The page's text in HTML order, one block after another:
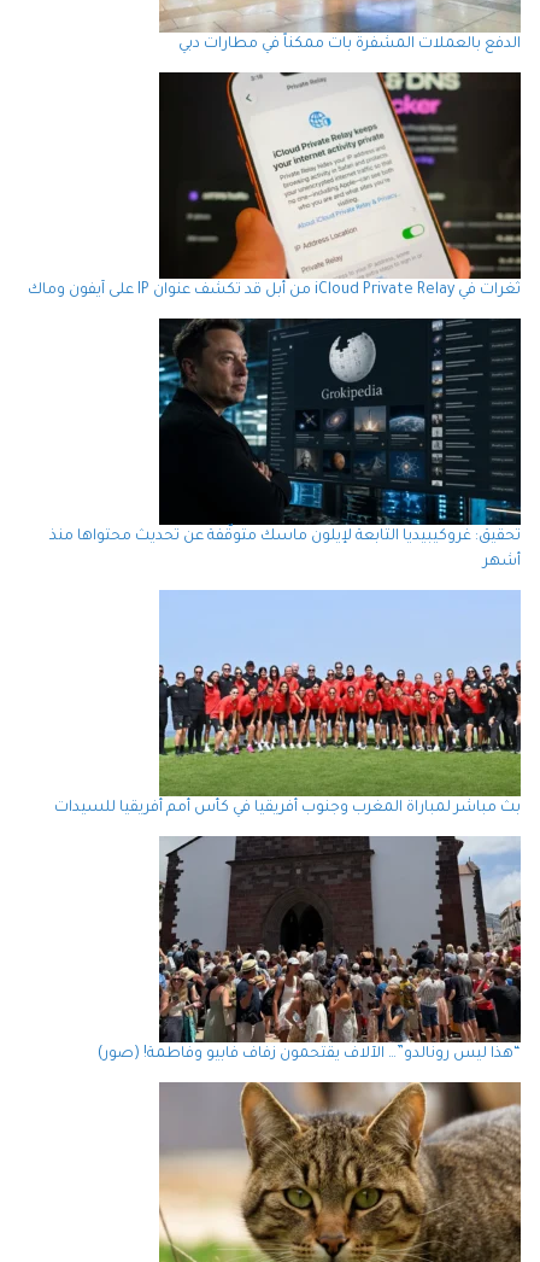
الدفع بالعملات المشفرة بات ممكناً في مطارات دبي
ثغرات في iCloud Private Relay من أبل قد تكشف عنوان IP على آيفون وماك
تحقيق: غروكيبيديا التابعة لإيلون ماسك متوقّفة عن تحديث محتواها منذ
أشهر
بث مباشر لمباراة المغرب وجنوب أفريقيا في كأس أمم أفريقيا للسيدات
“هذا ليس رونالدو”… الآلاف يقتحمون زفاف فابيو وفاطمة! (صور)